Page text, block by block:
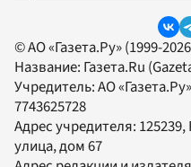
© АО «Газета.Ру» (1999-
Название: Газета.Ru
Учредитель:АО «Газета.Ру»
7743625728
Адрес учредителя:
улица, дом 67